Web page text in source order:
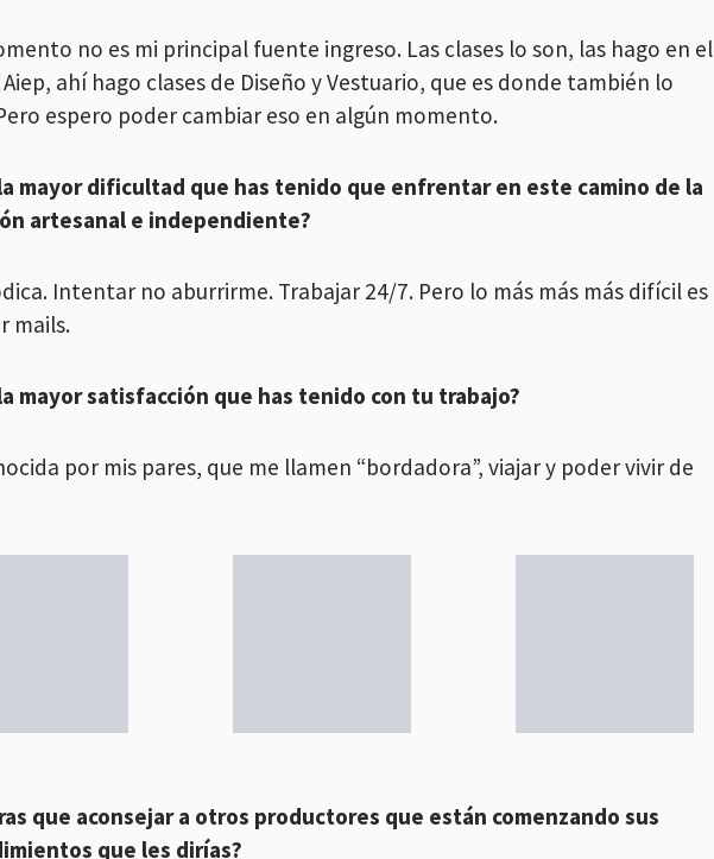
no es mi principal fuente ingreso. Las clases lo son, las hago en el
ahí hago clases de Diseño y Vestuario, que es donde también lo
espero poder cambiar eso en algún momento.
la mayor dificultad que has tenido que enfrentar en este camino de la
artesanal e independiente?
Intentar no aburrirme. Trabajar 24/7. Pero lo más más más difícil es
mails.
la mayor satisfacción que has tenido con tu trabajo?
por mis pares, que me llamen “bordadora”, viajar y poder vivir de
que aconsejar a otros productores que están comenzando sus
que les dirías?